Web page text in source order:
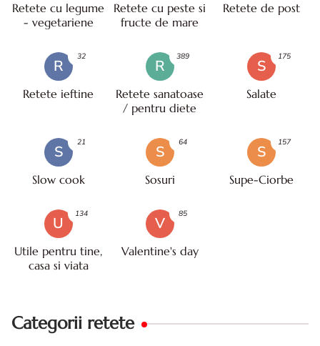
Retete cu legume
- vegetariene
Retete cu peste si
fructe de mare
Retete de post
R
Retete ieftine
32
R
Retete sanatoase
/ pentru diete
389
S
Salate
175
S
Slow cook
21
S
Sosuri
64
S
Supe-Ciorbe
157
U
Utile pentru tine,
casa si viata
134
V
Valentine's day
85
Categorii retete